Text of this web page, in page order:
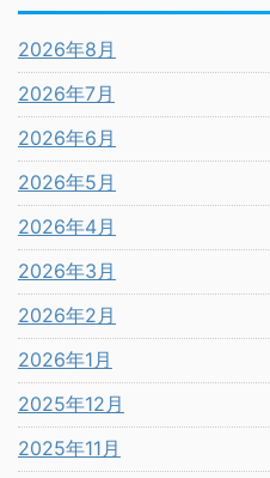
2026年8月
2026年7月
2026年6月
2026年5月
2026年4月
2026年3月
2026年2月
2026年1月
2025年12月
2025年11月